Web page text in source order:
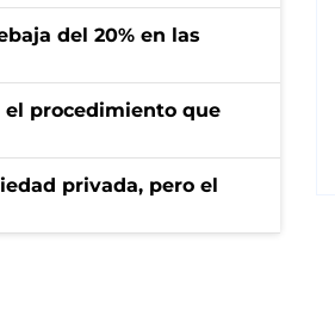
del 20% en las
el procedimiento que
privada, pero el